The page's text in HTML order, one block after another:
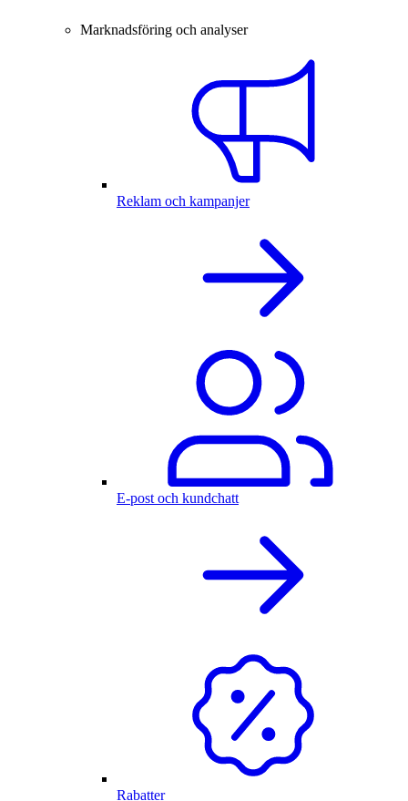
Marknadsföring och analyser
Reklam och kampanjer
E-post och kundchatt
Rabatter